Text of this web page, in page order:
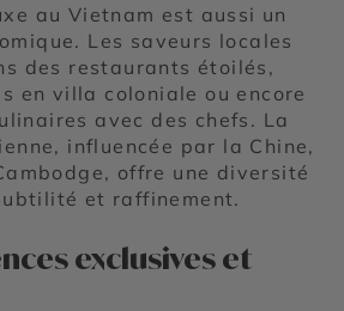
au Vietnam est aussi un
Les saveurs locales
des restaurants étoilés,
en villa coloniale ou encore
avec des chefs. La
influencée par la Chine,
offre une diversité
et raffinement.
exclusives et